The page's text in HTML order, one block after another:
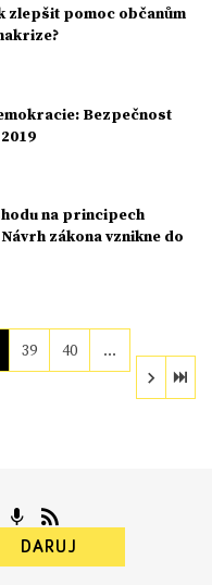
zlepšit pomoc občanům
Bezpečnost
na principech
zákona vznikne do
39 40 …
DARUJ